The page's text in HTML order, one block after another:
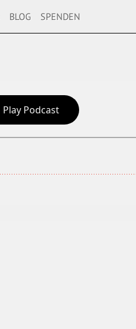
BLOG SPENDEN